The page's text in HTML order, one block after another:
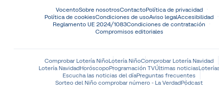
VocentoSobre nosotrosContactoPolítica de privacidad
Política de cookiesCondiciones de usoAviso legalAccesibilidad
Reglamento UE 2024/1083Condiciones de contratación
Compromisos editoriales
Comprobar Lotería NiñoLotería NiñoComprobar Lotería Navidad
Lotería NavidadHoróscopoProgramación TVÚltimas noticias
Escucha las noticias del díaPreguntas frecuentes
Sorteo del Niño comprobar número - La VerdadPódcast